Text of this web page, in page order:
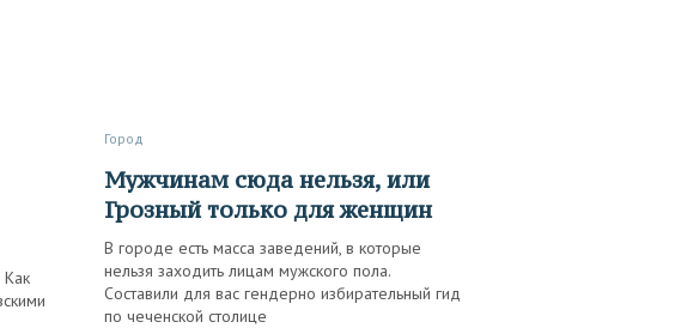
Как
Город
Мужчинам сюда нельзя, или
Грозный только для женщин
В городе есть масса заведений, в которые
нельзя заходить лицам мужского пола.
Составили для вас гендерно избирательный гид
по чеченской столице